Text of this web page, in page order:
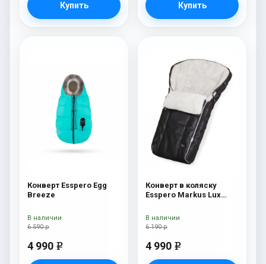
Купить Купить
Конверт Esspero Egg
Breeze
6 590 р
4 990 e
В наличии
Конверт в коляску
Esspero Markus Lux
овечья шерсть) Black
6 190 р
4 990 e
В наличии